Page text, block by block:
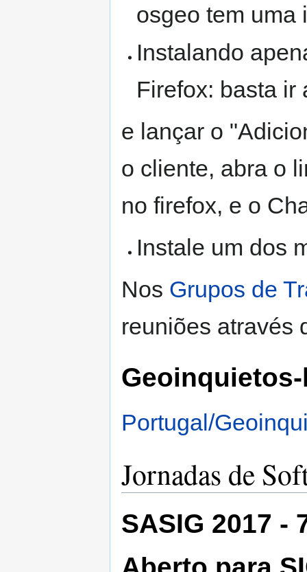
osgeo tem
Instalando
Firefox: basta ir
e lançar o
o cliente, abra o
no firefox, e o
Instale um dos
Nos Grupos de
reuniões através
Portugal/
Jornadas de
SASIG 2017 -